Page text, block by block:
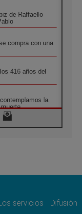
de Raffaello
compra con una
416 años del
la
de la Madre
servicios Difusión